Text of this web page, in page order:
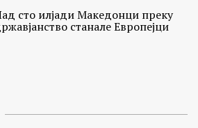
сто илјади Македонци преку
станале Европејци